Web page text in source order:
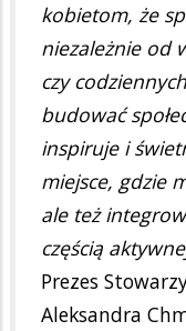
kobietom, że
niezależnie od
czy
budować
inspiruje i
miejsce, gdzie
ale też
częścią
Prezes
Aleksandra